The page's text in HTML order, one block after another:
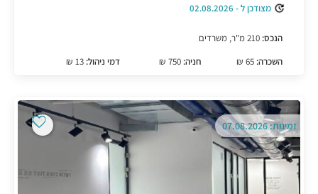
מצודכן ל - 02.08.2026
הנכס:
השכרה:
חניה: 750 ₪ דמי ניהול:
זמינות: 07.08.2026